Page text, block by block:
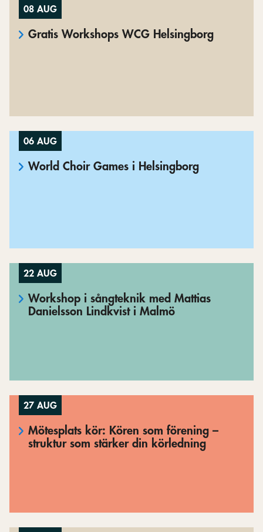
08 AUG
Gratis Workshops WCG Helsingborg
06 AUG
World Choir Games i Helsingborg
22 AUG
Workshop i sångteknik med Mattias
Danielsson Lindkvist i Malmö
27 AUG
Mötesplats kör: Kören som förening –
struktur som stärker din körledning